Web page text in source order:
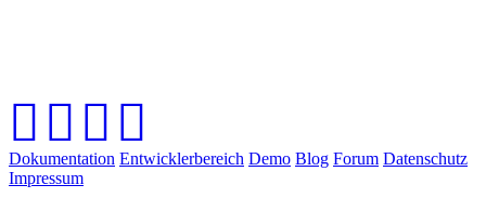
Dokumentation Entwicklerbereich Demo Blog Forum Datenschutz
Impressum